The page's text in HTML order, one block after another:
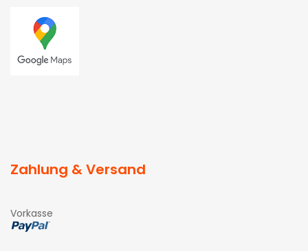
Zahlung & Versand
Vorkasse